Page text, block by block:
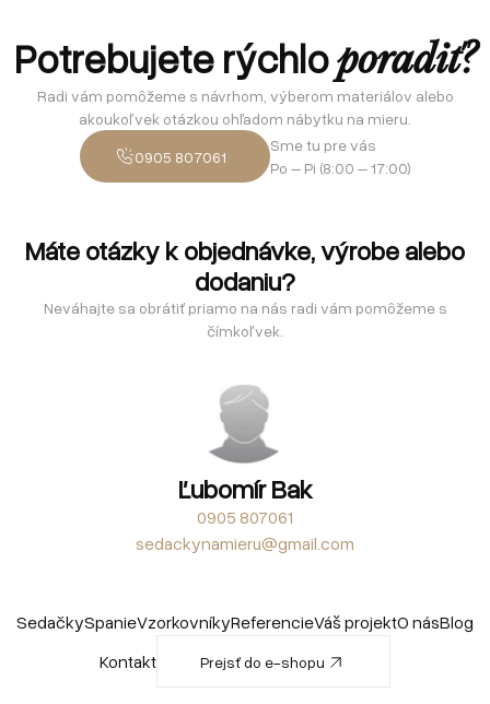
Potrebujete rýchloporadiť?
Radi vám pomôžeme s návrhom, výberom materiálov alebo
akoukoľvek otázkou ohľadom nábytku na mieru.
0905 807061
Sme tu pre vás
Po – Pi (8:00 – 17:00)
Máte otázky k objednávke, výrobe alebo
dodaniu?
Neváhajte sa obrátiť priamo na nás radi vám pomôžeme s
čímkoľvek.
Ľubomír Bak
0905 807061
sedackynamieru@gmail.com
SedačkySpanieVzorkovníkyReferencieVáš projektO násBlog
Kontakt
Prejsť do e-shopu